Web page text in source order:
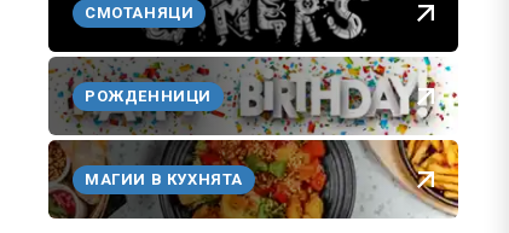
СМОТАНЯЦИ
РОЖДЕННИЦИ
МАГИИ В КУХНЯТА